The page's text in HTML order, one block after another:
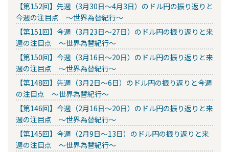
【第152回】先週（3月30日～4月3日）のドル円の振り返りと
今週の注目点 ～世界為替紀行～
【第151回】今週（3月23日～27日）のドル円の振り返りと来
週の注目点 ～世界為替紀行～
【第150回】今週（3月16日～20日）のドル円の振り返りと来
週の注目点 ～世界為替紀行～
【第148回】先週（3月2日～6日）のドル円の振り返りと今週
の注目点 ～世界為替紀行～
【第146回】今週（2月16日～20日）のドル円の振り返りと来
週の注目点 ～世界為替紀行～
【第145回】今週（2月9日～13日）のドル円の振り返りと来
週の注目点 ～世界為替紀行～